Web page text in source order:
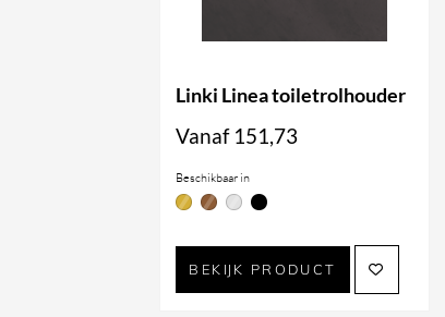
Linki Linea toiletrolhouder
Vanaf 151,73
Beschikbaar in
BEKIJK PRODUCT